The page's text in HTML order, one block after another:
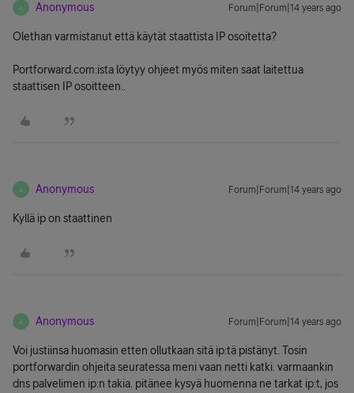
A Anonymous Forum|Forum|14 years ago
Olethan varmistanut että käytät staattista IP osoitetta?
Portforward.com:ista löytyy ohjeet myös miten saat laitettua
staattisen IP osoitteen..
A Anonymous Forum|Forum|14 years ago
Kyllä ip on staattinen
A Anonymous Forum|Forum|14 years ago
Voi justiinsa huomasin etten ollutkaan sitä ip:tä pistänyt. Tosin
portforwardin ohjeita seuratessa meni vaan netti katki. varmaankin
dns palvelimen ip:n takia. pitänee kysyä huomenna ne tarkat ip:t, jos